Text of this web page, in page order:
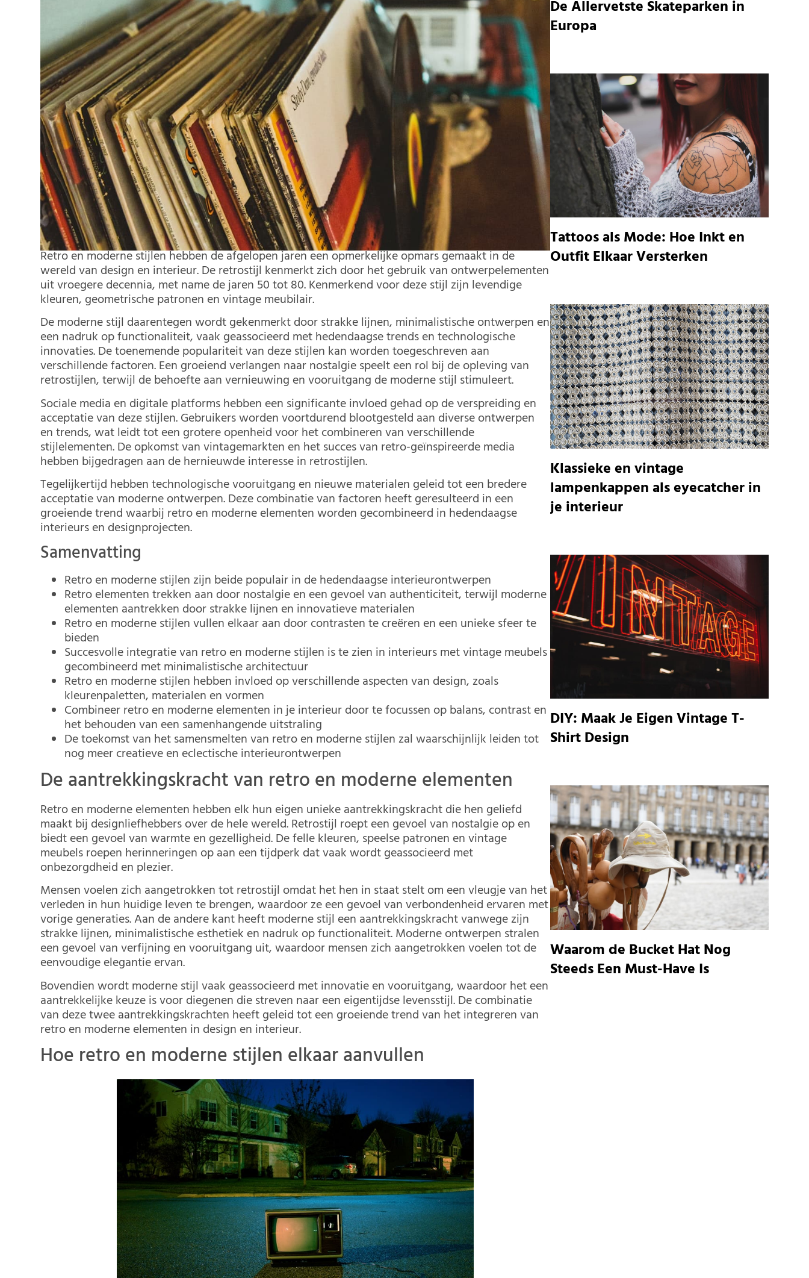
Retro en moderne stijlen hebben de afgelopen jaren een opmerkelijke opmars gemaakt in de
wereld van design en interieur. De retrostijl kenmerkt zich door het gebruik van ontwerpelementen
uit vroegere decennia, met name de jaren 50 tot 80. Kenmerkend voor deze stijl zijn levendige
kleuren, geometrische patronen en vintage meubilair.
De moderne stijl daarentegen wordt gekenmerkt door strakke lijnen, minimalistische ontwerpen en
een nadruk op functionaliteit, vaak geassocieerd met hedendaagse trends en technologische
innovaties. De toenemende populariteit van deze stijlen kan worden toegeschreven aan
verschillende factoren. Een groeiend verlangen naar nostalgie speelt een rol bij de opleving van
retrostijlen, terwijl de behoefte aan vernieuwing en vooruitgang de moderne stijl stimuleert.
Sociale media en digitale platforms hebben een significante invloed gehad op de verspreiding en
acceptatie van deze stijlen. Gebruikers worden voortdurend blootgesteld aan diverse ontwerpen
en trends, wat leidt tot een grotere openheid voor het combineren van verschillende
stijlelementen. De opkomst van vintagemarkten en het succes van retro-geïnspireerde media
hebben bijgedragen aan de hernieuwde interesse in retrostijlen.
Tegelijkertijd hebben technologische vooruitgang en nieuwe materialen geleid tot een bredere
acceptatie van moderne ontwerpen. Deze combinatie van factoren heeft geresulteerd in een
groeiende trend waarbij retro en moderne elementen worden gecombineerd in hedendaagse
interieurs en designprojecten.
Samenvatting
Retro en moderne stijlen zijn beide populair in de hedendaagse interieurontwerpen
Retro elementen trekken aan door nostalgie en een gevoel van authenticiteit, terwijl moderne
elementen aantrekken door strakke lijnen en innovatieve materialen
Retro en moderne stijlen vullen elkaar aan door contrasten te creëren en een unieke sfeer te
bieden
Succesvolle integratie van retro en moderne stijlen is te zien in interieurs met vintage meubels
gecombineerd met minimalistische architectuur
Retro en moderne stijlen hebben invloed op verschillende aspecten van design, zoals
kleurenpaletten, materialen en vormen
Combineer retro en moderne elementen in je interieur door te focussen op balans, contrast en
het behouden van een samenhangende uitstraling
De toekomst van het samensmelten van retro en moderne stijlen zal waarschijnlijk leiden tot
nog meer creatieve en eclectische interieurontwerpen
De aantrekkingskracht van retro en moderne elementen
Retro en moderne elementen hebben elk hun eigen unieke aantrekkingskracht die hen geliefd
maakt bij designliefhebbers over de hele wereld. Retrostijl roept een gevoel van nostalgie op en
biedt een gevoel van warmte en gezelligheid. De felle kleuren, speelse patronen en vintage
meubels roepen herinneringen op aan een tijdperk dat vaak wordt geassocieerd met
onbezorgdheid en plezier.
Mensen voelen zich aangetrokken tot retrostijl omdat het hen in staat stelt om een vleugje van het
verleden in hun huidige leven te brengen, waardoor ze een gevoel van verbondenheid ervaren met
vorige generaties. Aan de andere kant heeft moderne stijl een aantrekkingskracht vanwege zijn
strakke lijnen, minimalistische esthetiek en nadruk op functionaliteit. Moderne ontwerpen stralen
een gevoel van verfijning en vooruitgang uit, waardoor mensen zich aangetrokken voelen tot de
eenvoudige elegantie ervan.
Bovendien wordt moderne stijl vaak geassocieerd met innovatie en vooruitgang, waardoor het een
aantrekkelijke keuze is voor diegenen die streven naar een eigentijdse levensstijl. De combinatie
van deze twee aantrekkingskrachten heeft geleid tot een groeiende trend van het integreren van
retro en moderne elementen in design en interieur.
Hoe retro en moderne stijlen elkaar aanvullen
De Allervetste Skateparken in
Europa
Tattoos als Mode: Hoe Inkt en
Outfit Elkaar Versterken
Klassieke en vintage
lampenkappen als eyecatcher in
je interieur
DIY: Maak Je Eigen Vintage T-
Shirt Design
Waarom de Bucket Hat Nog
Steeds Een Must-Have Is